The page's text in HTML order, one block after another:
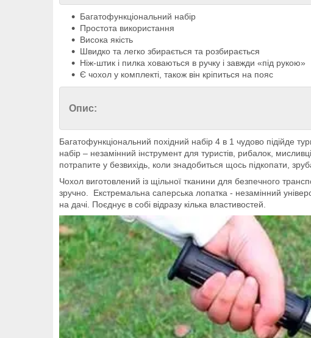
Багатофункціональний набір
Простота використання
Висока якість
Швидко та легко збирається та розбирається
Ніж-штик і пилка ховаються в ручку і завжди «під рукою»
Є чохол у комплекті, також він кріпиться на пояс
Опис:
Багатофункціональний похідний набір 4 в 1 чудово підійде
набір – незамінний інструмент для туристів, рибалок,
потрапите у безвихідь, коли знадобиться щось підкопати,
Чохол виготовлений із щільної тканини для безпечного
зручно. Екстремальна саперська лопатка - незамінний
на дачі. Поєднує в собі відразу кілька властивостей.